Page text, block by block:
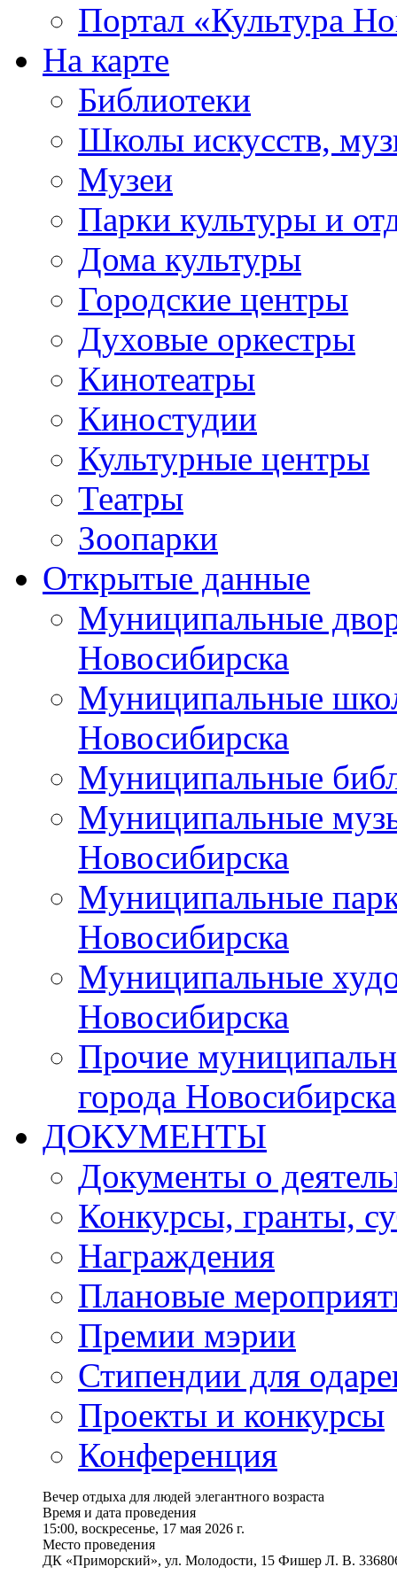
Портал «Культура
На карте
Библиотеки
Школы искусств,
Музеи
Парки культуры и
Дома культуры
Городские центры
Духовые оркестры
Кинотеатры
Киностудии
Культурные центры
Театры
Зоопарки
Открытые данные
Муниципальные
Новосибирска
Муниципальные
Новосибирска
Муниципальные
Муниципальные
Новосибирска
Муниципальные
Новосибирска
Муниципальные
Новосибирска
Прочие
города Новосибирска
ДОКУМЕНТЫ
Документы о
Конкурсы, гранты,
Награждения
Плановые
Премии мэрии
Стипендии для
Проекты и конкурсы
Конференция
Вечер отдыха для людей элегантного возраста
Время и дата проведения
15:00, воскресенье, 17 мая 2026 г.
Место проведения
ДК «Приморский», ул. Молодости, 15 Фишер Л. В.